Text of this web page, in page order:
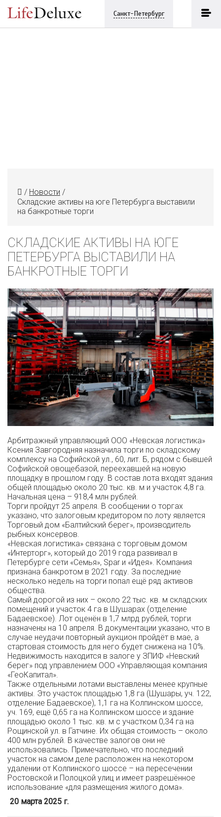
Санкт-Петербург
/ Новости /
Складские активы на юге Петербурга выставили
на банкротные торги
СКЛАДСКИЕ АКТИВЫ НА ЮГЕ
ПЕТЕРБУРГА ВЫСТАВИЛИ НА
БАНКРОТНЫЕ ТОРГИ
Арбитражный управляющий ООО «Невская логистика»
Ксения Завгородняя назначила торги по складскому
комплексу на Софийской ул., 60, лит. Б, рядом с бывшей
Софийской овощебазой, переехавшей на новую
площадку в прошлом году. В состав лота входят здания
общей площадью около 20 тыс. кв. м и участок 4,8 га.
Начальная цена – 918,4 млн рублей.
Торги пройдут 25 апреля. В сообщении о торгах
указано, что залоговым кредитором по лоту является
Торговый дом «Балтийский берег», производитель
рыбных консервов.
«Невская логистика» связана с торговым домом
«Интерторг», который до 2019 года развивал в
Петербурге сети «Семья», Spar и «Идея». Компания
признана банкротом в 2021 году. За последние
несколько недель на торги попал ещё ряд активов
общества.
Самый дорогой из них – около 22 тыс. кв. м складских
помещений и участок 4 га в Шушарах (отделение
Бадаевское). Лот оценён в 1,7 млрд рублей, торги
назначены на 10 апреля. В документации указано, что в
случае неудачи повторный аукцион пройдёт в мае, а
стартовая стоимость для него будет снижена на 10%.
Недвижимость находится в залоге у ЗПИФ «Невский
берег» под управлением ООО «Управляющая компания
«ГеоКапитал».
Также отдельными лотами выставлены менее крупные
активы. Это участок площадью 1,8 га (Шушары, уч. 122,
отделение Бадаевское), 1,1 га на Колпинском шоссе,
уч. 169, ещё 0,65 га на Колпинском шоссе и здание
площадью около 1 тыс. кв. м с участком 0,34 га на
Рощинской ул. в Гатчине. Их общая стоимость – около
400 млн рублей. В качестве залогов они не
использовались. Примечательно, что последний
участок на самом деле расположен на некотором
удалении от Колпинского шоссе – на пересечении
Ростовской и Полоцкой улиц и имеет разрешённое
использование «для размещения жилого дома».
20 марта 2025 г.